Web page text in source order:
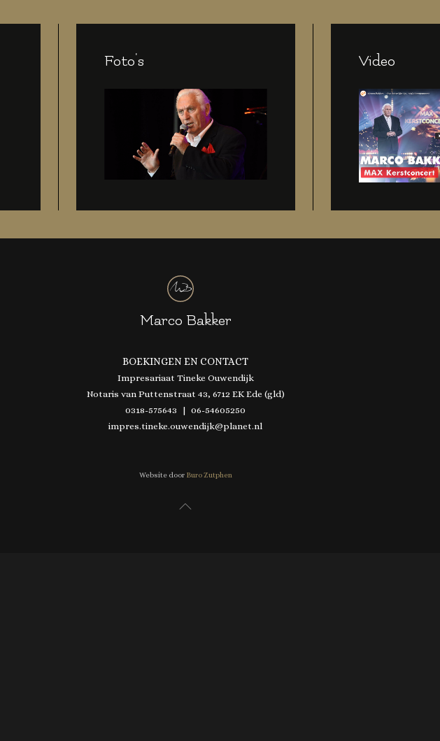
Foto's Video
Marco Bakker
BOEKINGEN EN CONTACT
Impresariaat Tineke Ouwendijk
Notaris van Puttenstraat 43, 6712 EK Ede (gld)
0318-575643 | 06-54605250
impres.tineke.ouwendijk@planet.nl
Website door Buro Zutphen